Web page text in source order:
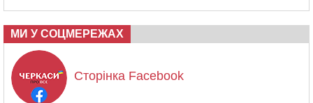
МИ У СОЦМЕРЕЖАХ
Сторінка Facebook